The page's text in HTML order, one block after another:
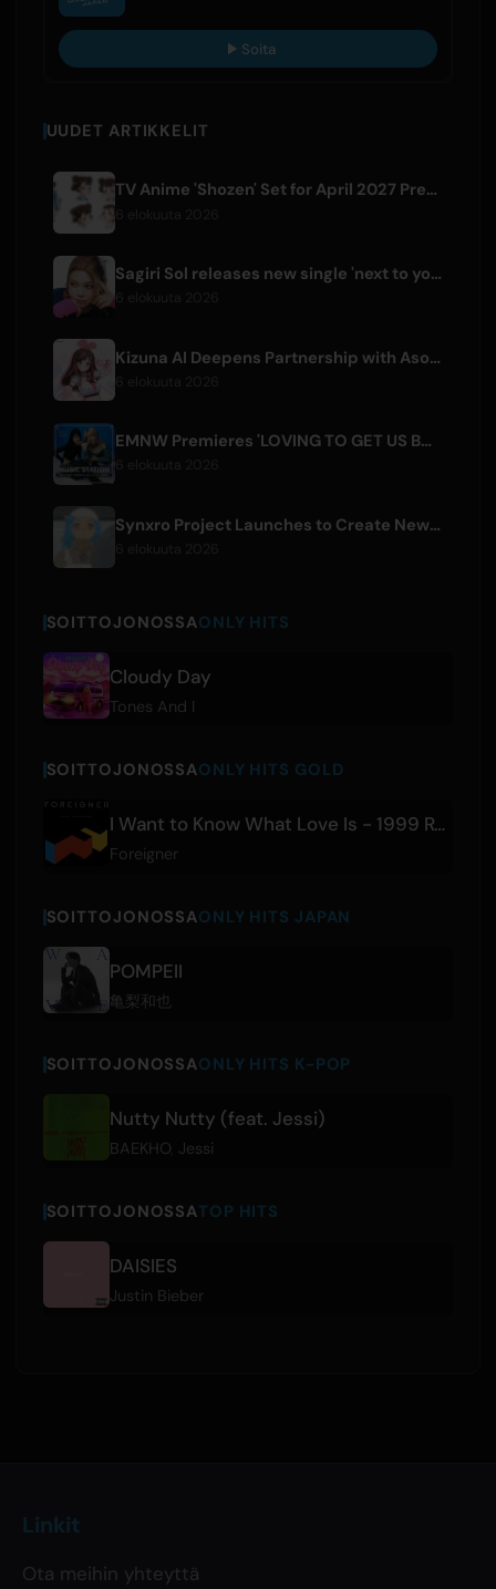
Soita
UUDET ARTIKKELIT
TV Anime 'Shozen' Set for April 2027 Premiere on Fuji TV
Sagiri Sol releases new single 'next to your love' after hiatus
Kizuna AI Deepens Partnership with Asobisystem Ahead of 10th Anniversary World Tour
EMNW Premieres 'LOVING TO GET US BY' Music Video on August 7
Synxro Project Launches to Create New IP from Fictional Anime Openings
SOITTOJONOSSAONLY HITS
Cloudy Day
Tones And I
SOITTOJONOSSAONLY HITS GOLD
I Want to Know What Love Is - 1999 Remaster
Foreigner
SOITTOJONOSSAONLY HITS JAPAN
POMPEII
亀梨和也
SOITTOJONOSSAONLY HITS K-POP
Nutty Nutty (feat. Jessi)
BAEKHO, Jessi
SOITTOJONOSSATOP HITS
DAISIES
Justin Bieber
Linkit
Ota meihin yhteyttä